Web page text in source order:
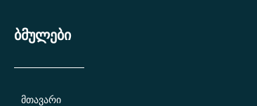
ბმულები
მთავარი